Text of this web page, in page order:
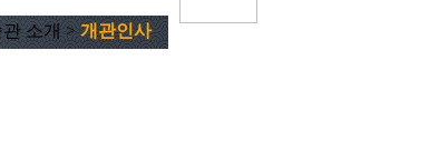
소개 > 개관인사